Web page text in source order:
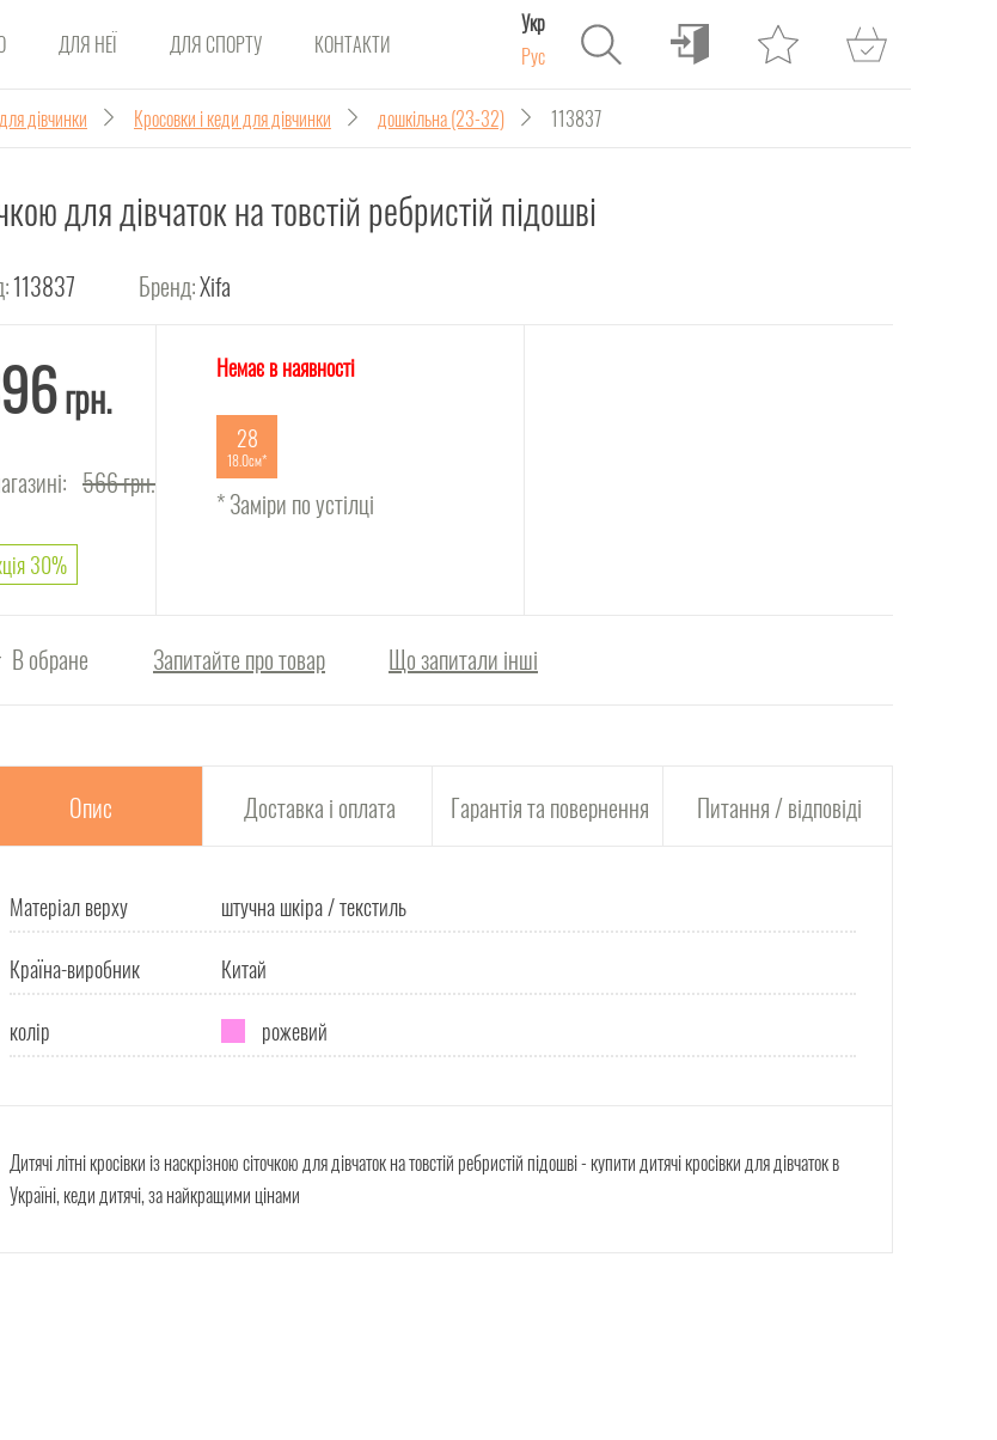
ДЛЯ НЕЇ ДЛЯ СПОРТУ КОНТАКТИ
Укр
Рус
дівчинки Кросовки і кеди для дівчинки дошкільна (23-32) 113837
для дівчаток на товстій ребристій підошві
113837 Бренд:Xifa
грн.
566грн.
30%
Немає в наявності
28
18.0см
* Заміри по устілці
В обране Запитайте про товар Що запитали інші
Опис Доставка і оплата Гарантія та повернення Питання / відповіді
Матеріал верху
штучна шкіра / текстиль
Країна-виробник
Китай
колір
рожевий
Дитячі літні кросівки із наскрізною сіточкою для дівчаток на товстій ребристій підошві - купити дитячі кросівки для дівчаток в
Україні, кеди дитячі, за найкращими цінами